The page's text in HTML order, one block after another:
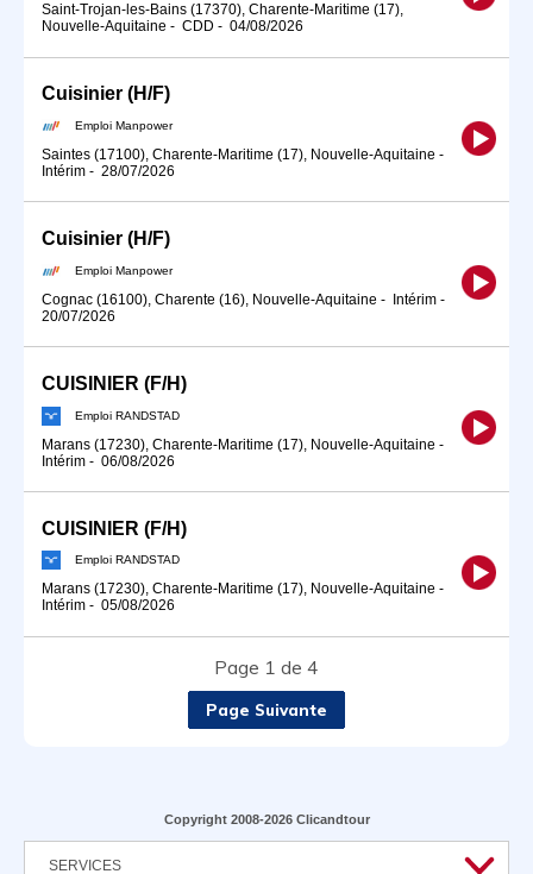
Saint-Trojan-les-Bains (17370), Charente-Maritime (17),
Nouvelle-Aquitaine - CDD - 04/08/2026
Cuisinier (H/F)
Emploi Manpower
Saintes (17100), Charente-Maritime (17), Nouvelle-Aquitaine -
Intérim - 28/07/2026
Cuisinier (H/F)
Emploi Manpower
Cognac (16100), Charente (16), Nouvelle-Aquitaine - Intérim -
20/07/2026
CUISINIER (F/H)
Emploi RANDSTAD
Marans (17230), Charente-Maritime (17), Nouvelle-Aquitaine -
Intérim - 06/08/2026
CUISINIER (F/H)
Emploi RANDSTAD
Marans (17230), Charente-Maritime (17), Nouvelle-Aquitaine -
Intérim - 05/08/2026
Page 1 de 4
Page Suivante
Copyright 2008-2026 Clicandtour
SERVICES